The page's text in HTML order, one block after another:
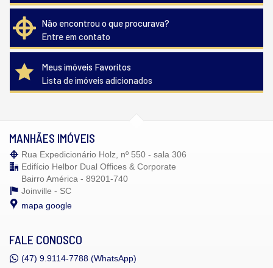
Não encontrou o que procurava?
Entre em contato
Meus imóveis Favoritos
Lista de imóveis adicionados
MANHÃES IMÓVEIS
Rua Expedicionário Holz, nº 550 - sala 306
Edifício Helbor Dual Offices & Corporate
Bairro América - 89201-740
Joinville - SC
mapa google
FALE CONOSCO
(47) 9.9114-7788 (WhatsApp)